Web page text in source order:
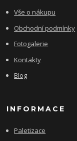
Vše o nákupu
Obchodní podmínky
Fotogalerie
Kontakty
Blog
INFORMACE
Paletizace